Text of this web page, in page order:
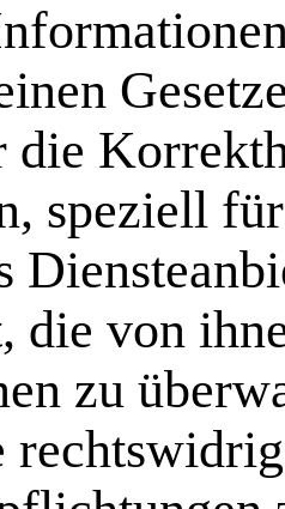
speziell
die von
zu